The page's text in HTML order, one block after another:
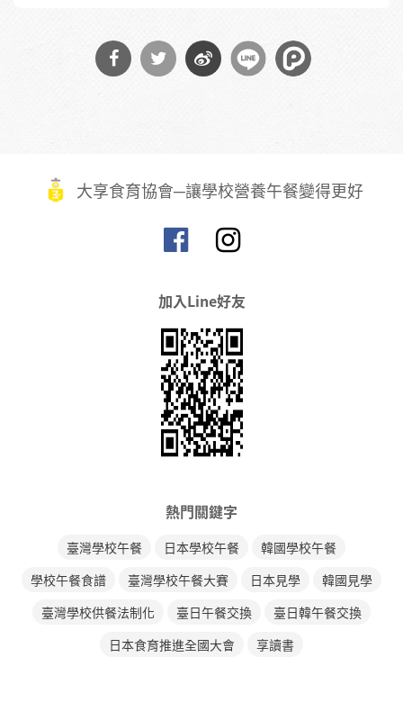
大享食育協會─讓學校營養午餐變得更好
加入Line好友
熱門關鍵字
臺灣學校午餐 日本學校午餐
韓國學校午餐
學校午餐食譜
臺灣學校午餐大賽 日本見學
韓國見學
臺灣學校供餐法制化
臺日午餐交換
臺日韓午餐交換
日本食育推進全國大會
享讀書